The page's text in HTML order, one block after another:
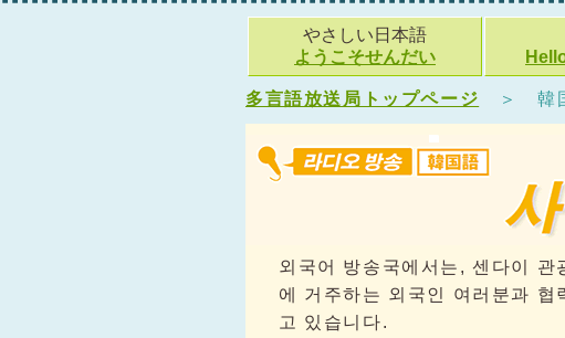
やさしい日本語
ようこそせんだい
多言語放送局トップページ ＞ 韓国
외국어 방송국에서는, 센다이 관
에 거주하는 외국인 여러분과
고 있습니다.